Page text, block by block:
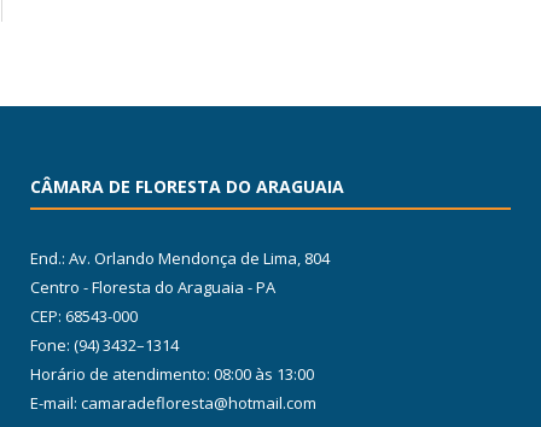
CÂMARA DE FLORESTA DO ARAGUAIA
End.: Av. Orlando Mendonça de Lima, 804
Centro - Floresta do Araguaia - PA
CEP: 68543-000
Fone: (94) 3432–1314
Horário de atendimento: 08:00 às 13:00
E-mail: camaradefloresta@hotmail.com